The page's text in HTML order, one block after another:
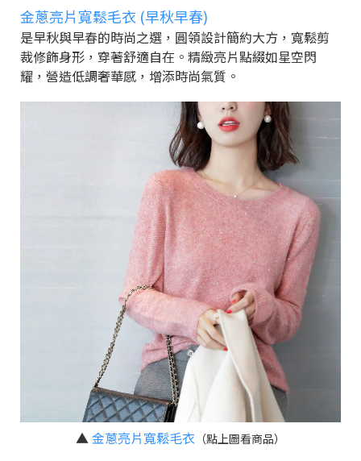
金蔥亮片寬鬆毛衣 (早秋早春)
是早秋與早春的時尚之選，圓領設計簡約大方，寬鬆剪
裁修飾身形，穿著舒適自在。精緻亮片點綴如星空閃
耀，營造低調奢華感，增添時尚氣質。
▲ 金蔥亮片寬鬆毛衣 （點上圖看商品）